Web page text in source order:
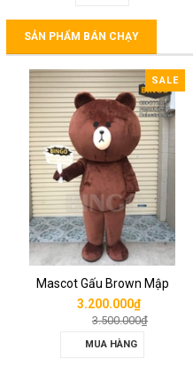
SẢN PHẨM BÁN CHẠY
SALE
Mascot Gấu Brown Mập
3.200.000₫
3.500.000₫
MUA HÀNG